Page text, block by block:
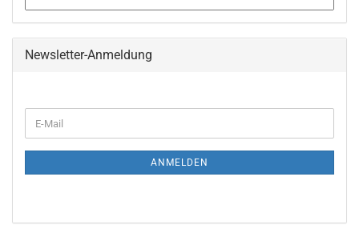
Newsletter-Anmeldung
ZUR
E-
Mail
ANMELDEN